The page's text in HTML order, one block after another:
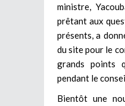
ministre,
prêtant aux
présents, a
du site pour le
grands points
pendant le
Bientôt une